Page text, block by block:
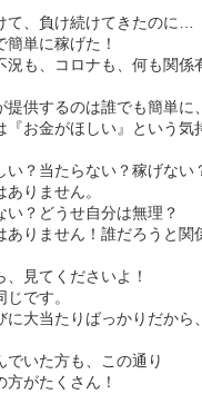
て、負け続けてきたのに…
簡単に稼げた！
況も、コロナも、何も関係
提供するのは誰でも簡単
『お金がほしい』という気
い？当たらない？稼げない
ありません。
い？どうせ自分は無理？
ありません！誰だろうと関
、見てくださいよ！
です。
に大当たりばっかりだか
でいた方も、この通り
方がたくさん！